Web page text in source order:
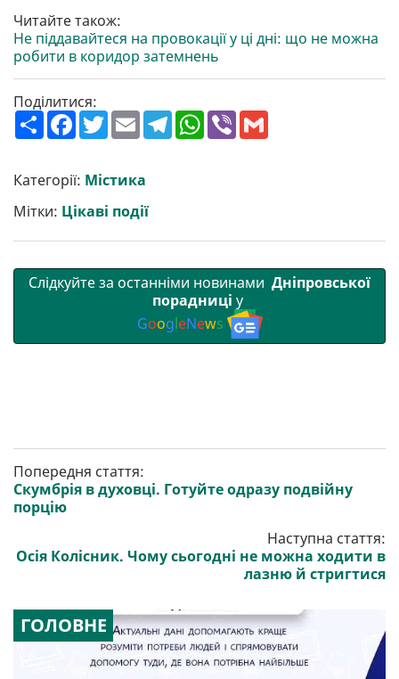
Читайте також:
Не піддавайтеся на провокації у ці дні: що не можна
робити в коридор затемнень
Поділитися:
П
о
р
и
т
и
F
a
b
o
o
k
T
w
t
e
r
E
m
l
T
e
W
h
V
Категорії: Містика
Мітки: Цікаві події
Слідкуйте за останніми новинами Дніпровської
порадниці у
GoogleNews
Попередня стаття:
Скумбрія в духовці. Готуйте одразу подвійну
порцію
Наступна стаття:
Осія Колісник. Чому сьогодні не можна ходити в
лазню й стригтися
ГОЛОВНЕ